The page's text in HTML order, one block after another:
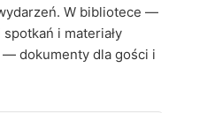
W bibliotece —
i materiały
dokumenty dla gości i